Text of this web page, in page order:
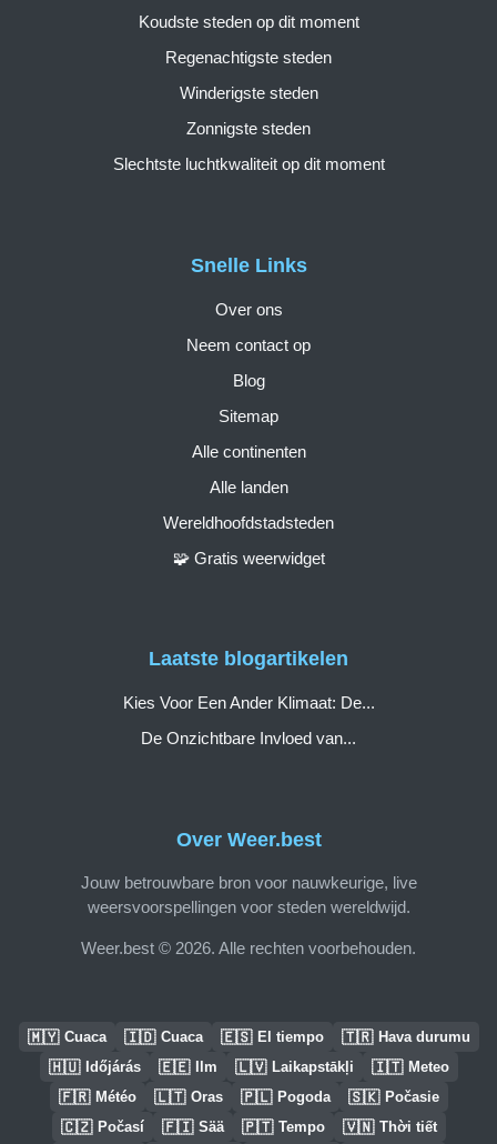
Over Weer.best
Jouw betrouwbare bron voor nauwkeurige, live
weersvoorspellingen voor steden wereldwijd.
Weer.best © 2026. Alle rechten voorbehouden.
Snelle Links
Over ons
Neem contact op
Blog
Sitemap
Alle continenten
Alle landen
Wereldhoofdstadsteden
🧩 Gratis weerwidget
Koudste steden op dit moment
Regenachtigste steden
Winderigste steden
Zonnigste steden
Slechtste luchtkwaliteit op dit moment
Laatste blogartikelen
Kies Voor Een Ander Klimaat: De...
De Onzichtbare Invloed van...
🇲🇾 Cuaca 🇮🇩 Cuaca 🇪🇸 El tiempo 🇹🇷 Hava durumu
🇭🇺 Időjárás 🇪🇪 Ilm 🇱🇻 Laikapstākļi 🇮🇹 Meteo
🇫🇷 Météo 🇱🇹 Oras 🇵🇱 Pogoda 🇸🇰 Počasie
🇨🇿 Počasí 🇫🇮 Sää 🇵🇹 Tempo 🇻🇳 Thời tiết